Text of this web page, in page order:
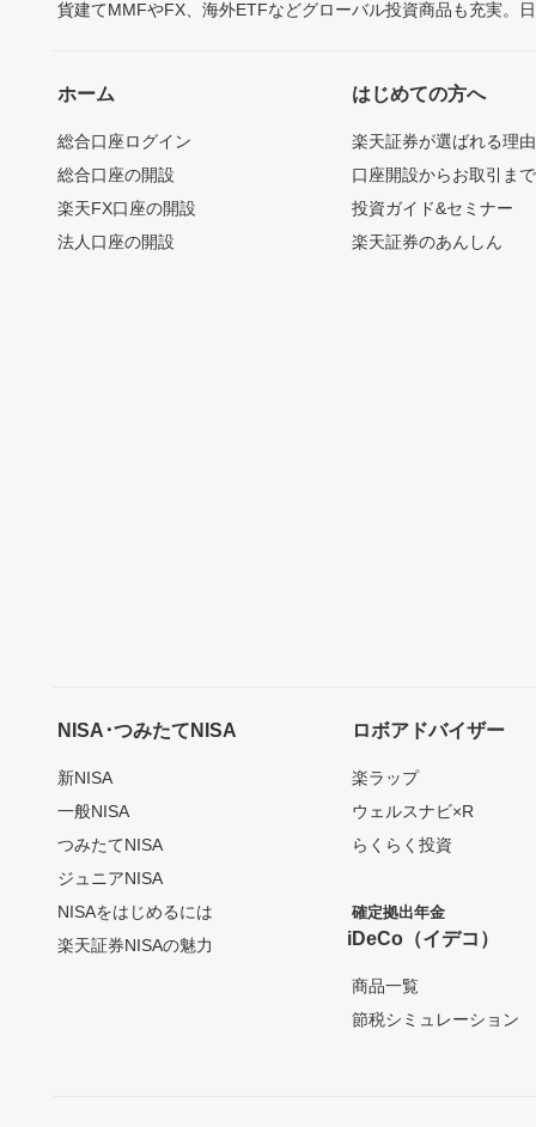
貨建てMMFやFX、海外ETFなどグローバル投資商品も充実。
ホーム
総合口座ログイン
総合口座の開設
楽天FX口座の開設
法人口座の開設
はじめての方へ
楽天証券が選ばれる理由
口座開設からお取引ま
投資ガイド&セミナー
楽天証券のあんしん
NISA･つみたてNISA
新NISA
一般NISA
つみたてNISA
ジュニアNISA
NISAをはじめるには
楽天証券NISAの魅力
ロボアドバイザー
楽ラップ
ウェルスナビ×R
らくらく投資
確定拠出年金
iDeCo（イデコ）
商品一覧
節税シミュレーション